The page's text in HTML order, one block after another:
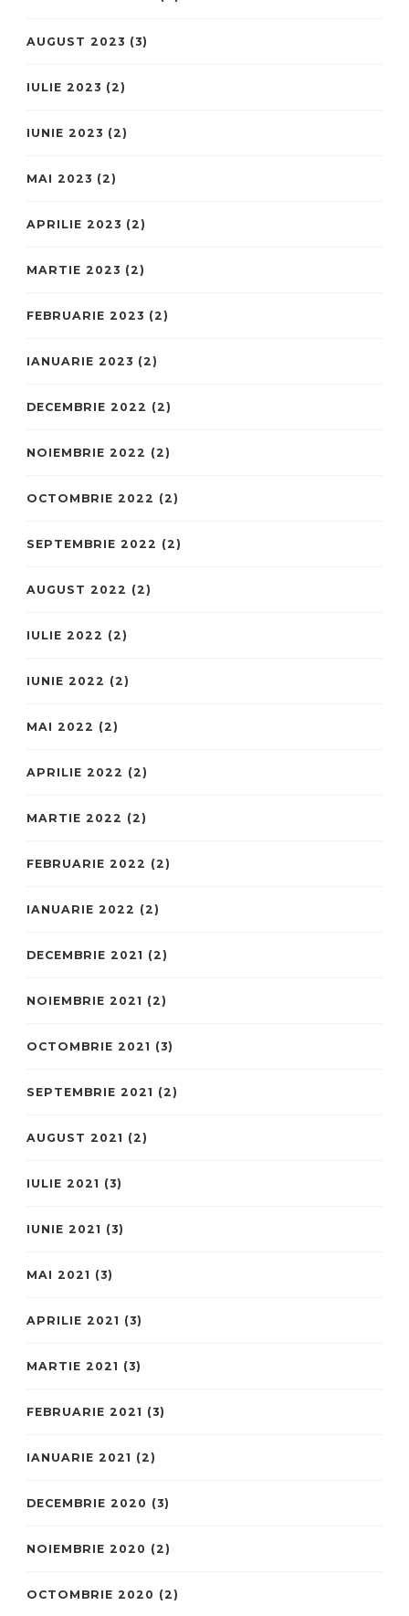
AUGUST 2023 (3)
IULIE 2023 (2)
IUNIE 2023 (2)
MAI 2023 (2)
APRILIE 2023 (2)
MARTIE 2023 (2)
FEBRUARIE 2023 (2)
IANUARIE 2023 (2)
DECEMBRIE 2022 (2)
NOIEMBRIE 2022 (2)
OCTOMBRIE 2022 (2)
SEPTEMBRIE 2022 (2)
AUGUST 2022 (2)
IULIE 2022 (2)
IUNIE 2022 (2)
MAI 2022 (2)
APRILIE 2022 (2)
MARTIE 2022 (2)
FEBRUARIE 2022 (2)
IANUARIE 2022 (2)
DECEMBRIE 2021 (2)
NOIEMBRIE 2021 (2)
OCTOMBRIE 2021 (3)
SEPTEMBRIE 2021 (2)
AUGUST 2021 (2)
IULIE 2021 (3)
IUNIE 2021 (3)
MAI 2021 (3)
APRILIE 2021 (3)
MARTIE 2021 (3)
FEBRUARIE 2021 (3)
IANUARIE 2021 (2)
DECEMBRIE 2020 (3)
NOIEMBRIE 2020 (2)
OCTOMBRIE 2020 (2)